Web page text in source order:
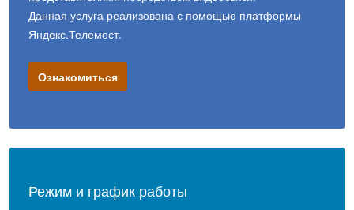
Данная услуга реализована с помощью платформы
Яндекс.Телемост.
Ознакомиться
Режим и график работы